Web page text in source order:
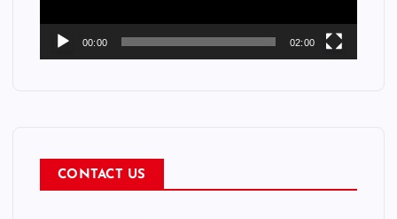
00:00 02:00
CONTACT US